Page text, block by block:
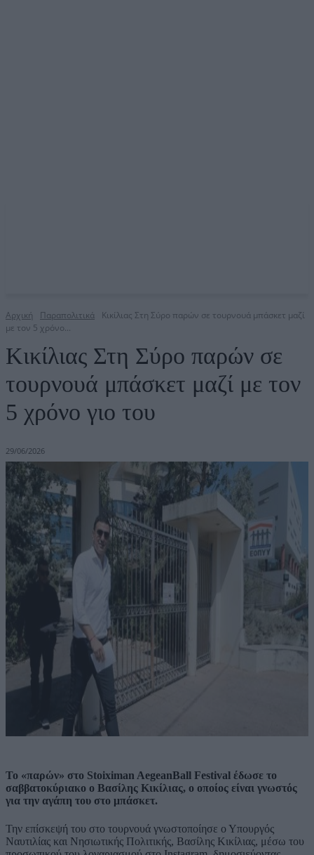
Αρχική Παραπολιτικά
Κικίλιας Στη Σύρο παρών σε τουρνουά μπάσκετ μαζί
με τον 5 χρόνο...
Κικίλιας Στη Σύρο παρών σε
τουρνουά μπάσκετ μαζί με τον
5 χρόνο γιο του
29/06/2026
Το «παρών» στο Stoiximan AegeanBall Festival έδωσε το
σαββατοκύριακο ο Βασίλης Κικίλιας, ο οποίος είναι γνωστός
για την αγάπη του στο μπάσκετ.
Την επίσκεψή του στο τουρνουά γνωστοποίησε ο Υπουργός
Ναυτιλίας και Νησιωτικής Πολιτικής, Βασίλης Κικίλιας, μέσω του